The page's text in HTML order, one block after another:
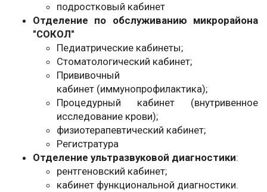
подростковый кабинет
Отделение по обслуживанию микрорайона
"СОКОЛ"
Педиатрические кабинеты;
Стоматологический кабинет;
Прививочный
кабинет (иммунопрофилактика);
Процедурный кабинет (внутривенное
исследование крови);
физиотерапевтический кабинет;
Регистратура
Отделение ультразвуковой диагностики:
рентгеновский кабинет;
кабинет функциональной диагностики.